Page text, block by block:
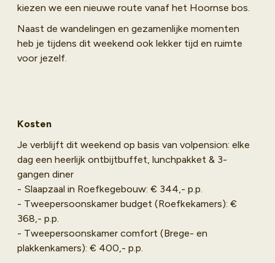
kiezen we een nieuwe route vanaf het Hoornse bos.
Naast de wandelingen en gezamenlijke momenten
heb je tijdens dit weekend ook lekker tijd en ruimte
voor jezelf.
Kosten
Je verblijft dit weekend op basis van volpension: elke
dag een heerlijk ontbijtbuffet, lunchpakket & 3-
gangen diner
- Slaapzaal in Roefkegebouw: € 344,- p.p.
- Tweepersoonskamer budget (Roefkekamers): €
368,- p.p.
- Tweepersoonskamer comfort (Brege- en
plakkenkamers): € 400,- p.p.